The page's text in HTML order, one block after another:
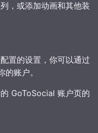
，或添加动画和其他装
置的设置，你可以通过
账户。
GoToSocial 账户页的